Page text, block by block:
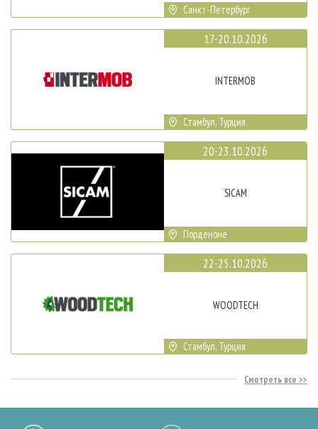
Санкт-Петербург
17-20.10.2026
INTERMOB
Стамбул, Турция
20-23.10.2026
SICAM
Порденоне
22-25.10.2026
WOODTECH
Стамбул, Турция
Смотреть все